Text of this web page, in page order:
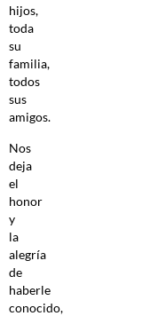
hijos,
toda
su
familia,
todos
sus
amigos.
Nos
deja
el
honor
y
la
alegría
de
haberle
conocido,